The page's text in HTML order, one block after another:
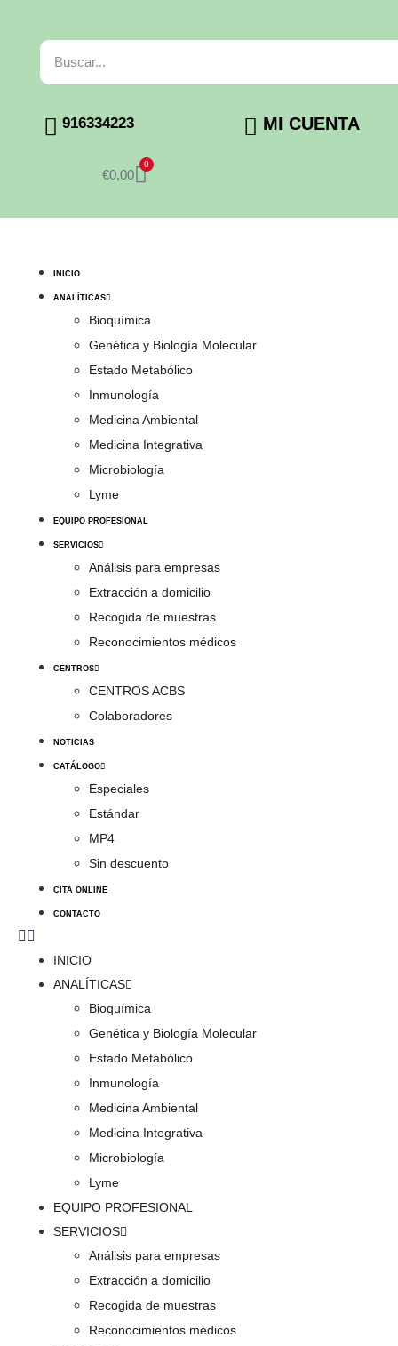
916334223 MI CUENTA
€0,00
0
INICIO
ANALÍTICAS
Bioquímica
Genética y Biología Molecular
Estado Metabólico
Inmunología
Medicina Ambiental
Medicina Integrativa
Microbiología
Lyme
EQUIPO PROFESIONAL
SERVICIOS
Análisis para empresas
Extracción a domicilio
Recogida de muestras
Reconocimientos médicos
CENTROS
CENTROS ACBS
Colaboradores
NOTICIAS
CATÁLOGO
Especiales
Estándar
MP4
Sin descuento
CITA ONLINE
CONTACTO
INICIO
ANALÍTICAS
Bioquímica
Genética y Biología Molecular
Estado Metabólico
Inmunología
Medicina Ambiental
Medicina Integrativa
Microbiología
Lyme
EQUIPO PROFESIONAL
SERVICIOS
Análisis para empresas
Extracción a domicilio
Recogida de muestras
Reconocimientos médicos